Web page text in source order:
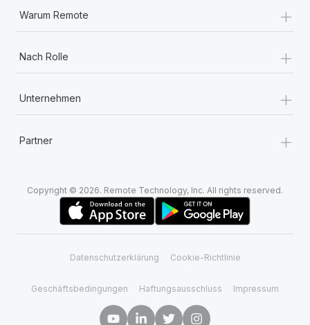
Warum Remote +
Nach Rolle +
Unternehmen +
Partner +
Copyright © 2026. Remote Technology, Inc. All rights reserved.
Datenschutzerklärung Cookie-Richtlinie
Geschäftsbedingungen Haftungsausschluss Impressum